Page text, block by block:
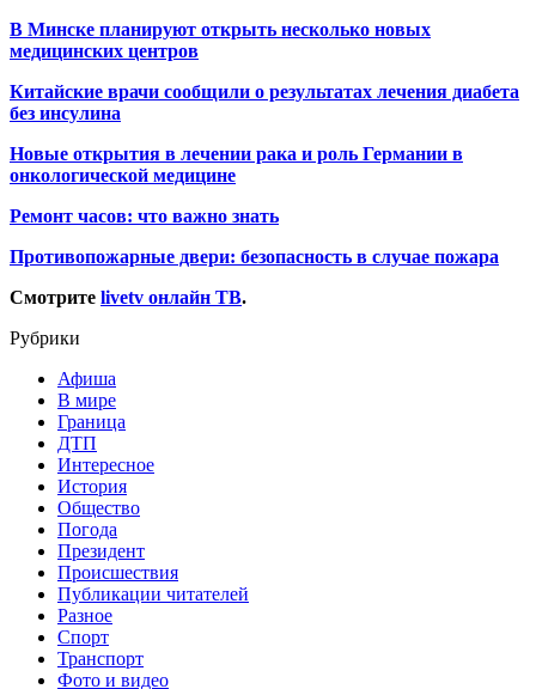
В Минске планируют открыть несколько новых
медицинских центров
Китайские врачи сообщили о результатах лечения диабета
без инсулина
Новые открытия в лечении рака и роль Германии в
онкологической медицине
Ремонт часов: что важно знать
Противопожарные двери: безопасность в случае пожара
Смотрите livetv онлайн ТВ.
Рубрики
Афиша
В мире
Граница
ДТП
Интересное
История
Общество
Погода
Президент
Происшествия
Публикации читателей
Разное
Спорт
Транспорт
Фото и видео